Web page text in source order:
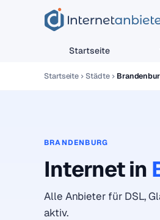
Startseite
Startseite Städte
BRANDENBURG
Internet in
Alle Anbieter für DSL,
aktiv.